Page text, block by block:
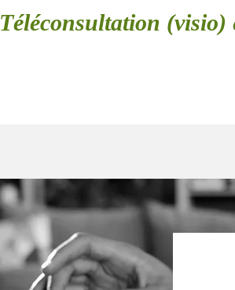
Téléconsultation (visio)